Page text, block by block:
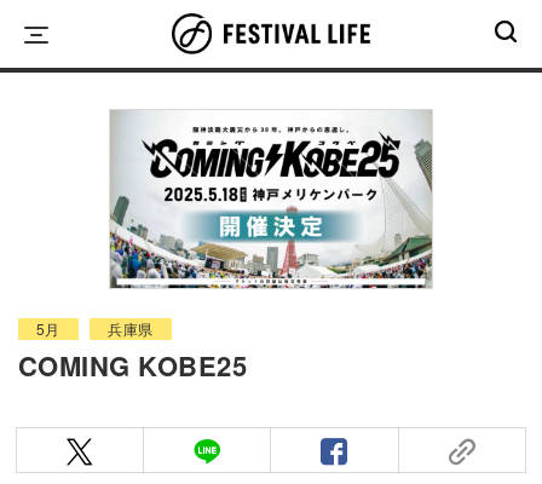
content
5月 兵庫県
COMING KOBE25